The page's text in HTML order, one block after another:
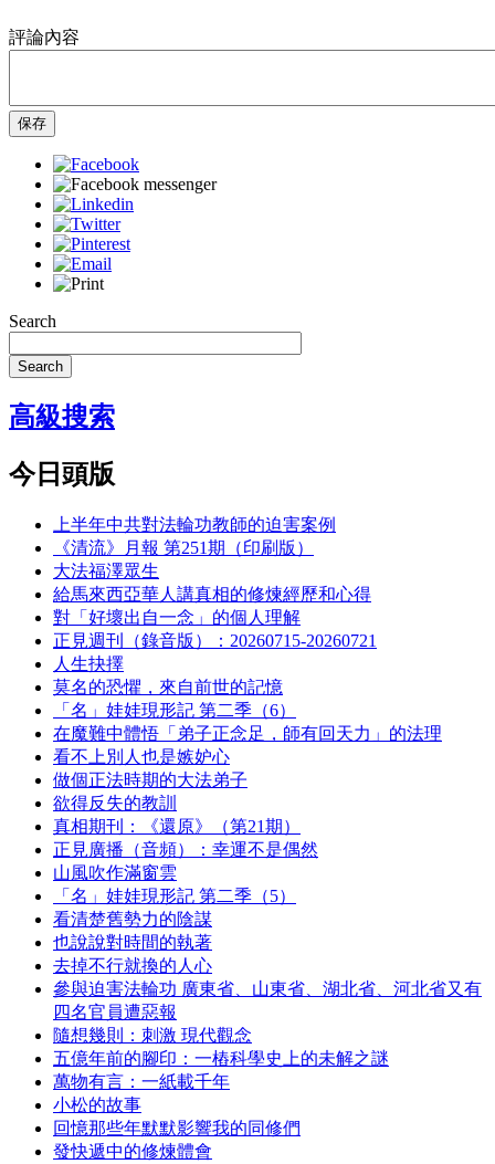
評論內容
保存
Search
Search
高級搜索
今日頭版
上半年中共對法輪功教師的迫害案例
《清流》月報 第251期（印刷版）
大法福澤眾生
給馬來西亞華人講真相的修煉經歷和心得
對「好壞出自一念」的個人理解
正見週刊（錄音版）：20260715-20260721
人生抉擇
莫名的恐懼，來自前世的記憶
「名」娃娃現形記 第二季（6）
在魔難中體悟「弟子正念足，師有回天力」的法理
看不上別人也是嫉妒心
做個正法時期的大法弟子
欲得反失的教訓
真相期刊：《還原》（第21期）
正見廣播（音頻）：幸運不是偶然
山風吹作滿窗雲
「名」娃娃現形記 第二季（5）
看清楚舊勢力的陰謀
也說說對時間的執著
去掉不行就換的人心
參與迫害法輪功 廣東省、山東省、湖北省、河北省又有
四名官員遭惡報
隨想幾則：刺激 現代觀念
五億年前的腳印：一樁科學史上的未解之謎
萬物有言：一紙載千年
小松的故事
回憶那些年默默影響我的同修們
發快遞中的修煉體會